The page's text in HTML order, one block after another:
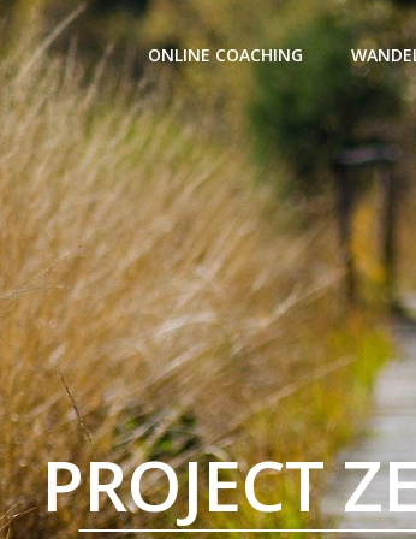
ONLINE COACHING
PROJECT